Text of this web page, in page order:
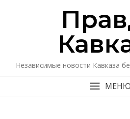
Независимые новости Кавказа
МЕНЮ